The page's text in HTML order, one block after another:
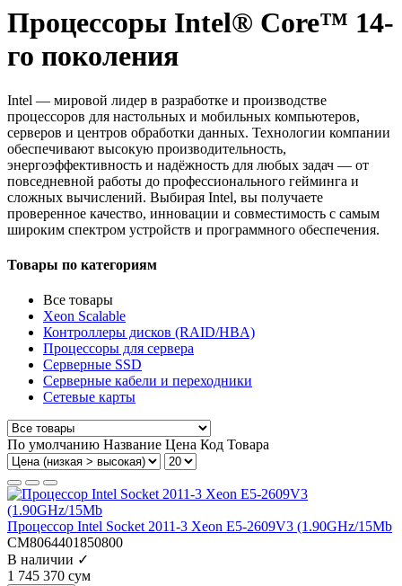
Процессоры Intel® Core™ 14-
го поколения
Intel — мировой лидер в разработке и производстве
процессоров для настольных и мобильных компьютеров,
серверов и центров обработки данных. Технологии компании
обеспечивают высокую производительность,
энергоэффективность и надёжность для любых задач — от
повседневной работы до профессионального гейминга и
сложных вычислений. Выбирая Intel, вы получаете
проверенное качество, инновации и совместимость с самым
широким спектром устройств и программного обеспечения.
Товары по категориям
Все товары
Xeon Scalable
Контроллеры дисков (RAID/HBA)
Процессоры для сервера
Серверные SSD
Серверные кабели и переходники
Сетевые карты
По умолчанию Название Цена Код Товара
Процессор Intel Socket 2011-3 Xeon E5-2609V3 (1.90GHz/15Mb
CM8064401850800
В наличии ✓
1 745 370 сум